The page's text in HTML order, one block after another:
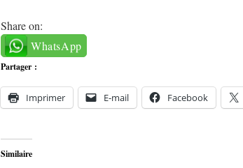
Share on:
WhatsApp
Partager :
Imprimer E-mail Facebook
Similaire